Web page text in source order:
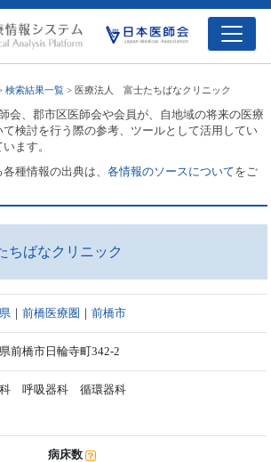
検索結果一覧 > 医療法人 富士たちばなクリニック
会、郡市区医師会や会員が、自地域の将来の医療
検討を行う際の参考、ツールとして活用してい
ます。
種情報の出典は、各情報のソースについてをご
ばなクリニック
｜前橋医療圏 ｜前橋市
前橋市日輪寺町342-2
呼吸器科 循環器科
病床数